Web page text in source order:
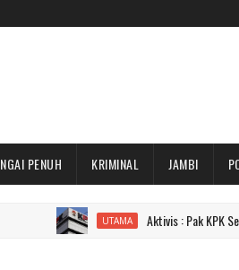
PENUH KRIMINAL JAMBI
UTAMA Aktivis : Pak KPK Sekali-kali